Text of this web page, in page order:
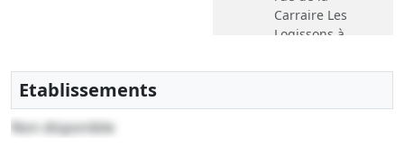
Carraire Les
Logissons à
VENELLES
de la
Etablissements
Non disponible